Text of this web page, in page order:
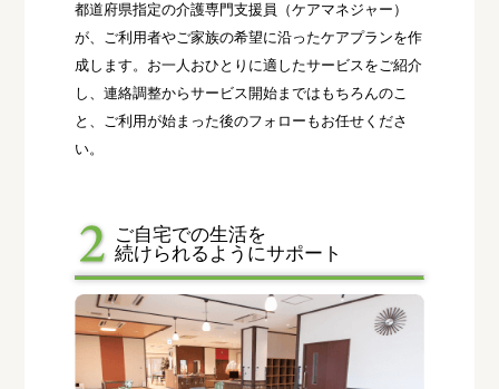
都道府県指定の介護専門支援員（ケアマネジャー）
が、ご利用者やご家族の希望に沿ったケアプランを作
成します。お一人おひとりに適したサービスをご紹介
し、連絡調整からサービス開始まではもちろんのこ
と、ご利用が始まった後のフォローもお任せくださ
い。
ご自宅での生活を
続けられるようにサポート